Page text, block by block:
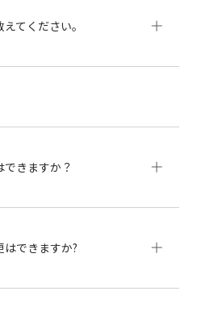
てください。
きますか？
できますか?